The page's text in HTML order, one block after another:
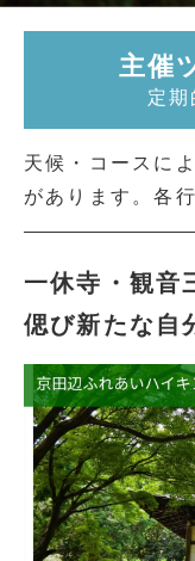
主催
定期
天候・コースに
があります。各
一休寺・観
偲び新たな自